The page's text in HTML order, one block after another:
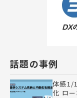
話題の事例
体感1/
化 ロー